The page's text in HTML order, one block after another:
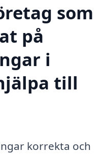
som
på
i
till
korrekta och